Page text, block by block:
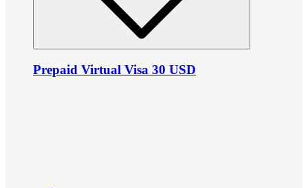
Prepaid Virtual Visa 30 USD